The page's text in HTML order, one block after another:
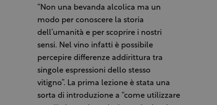
“Non una bevanda alcolica ma un
modo per conoscere la storia
dell’umanità e per scoprire i nostri
sensi. Nel vino infatti è possibile
percepire differenze addirittura tra
singole espressioni dello stesso
vitigno”. La prima lezione è stata una
sorta di introduzione a “come utilizzare